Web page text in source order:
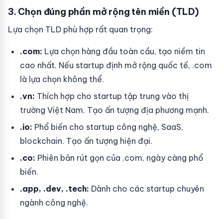
3. Chọn đúng phần mở rộng tên miền (TLD)
Lựa chọn TLD phù hợp rất quan trọng:
.com: Lựa chọn hàng đầu toàn cầu, tạo niềm tin
cao nhất. Nếu startup định mở rộng quốc tế, .com
là lựa chọn không thể.
.vn: Thích hợp cho startup tập trung vào thị
trường Việt Nam. Tạo ấn tượng địa phương mạnh.
.io: Phổ biến cho startup công nghệ, SaaS,
blockchain. Tạo ấn tượng hiện đại.
.co: Phiên bản rút gọn của .com, ngày càng phổ
biến.
.app, .dev, .tech: Dành cho các startup chuyên
ngành công nghệ.